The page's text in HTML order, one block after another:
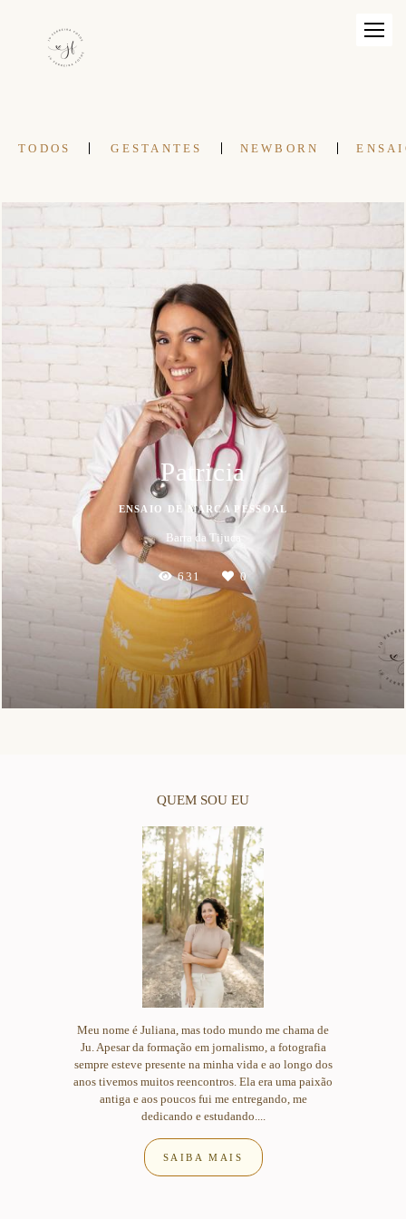
TODOS GESTANTES NEWBORN
Patricia
ENSAIO DE MARCA PESSOAL
Barra da Tijuca
631 0
QUEM SOU EU
Meu nome é Juliana, mas todo mundo me chama de
Ju. Apesar da formação em jornalismo, a fotografia
sempre esteve presente na minha vida e ao longo dos
anos tivemos muitos reencontros. Ela era uma paixão
antiga e aos poucos fui me entregando, me
dedicando e estudando....
SAIBA MAIS